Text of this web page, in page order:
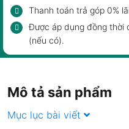
Thanh toán trả góp 0%
Được áp dụng đồng thời
(nếu có).
Mô tả sản phẩm
Mục lục bài viết